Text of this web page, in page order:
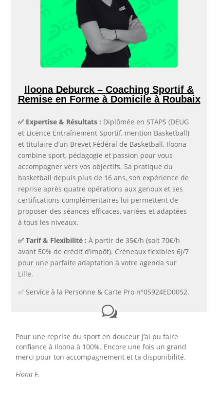
Iloona Deburck – Coaching Sportif &
Remise en Forme à Domicile à Roubaix
✅​ Expertise & Résultats : Diplômée en STAPS (DEUG
et Licence Entraînement Sportif, mention Basketball)
et titulaire d’un Brevet Fédéral de Basketball, Iloona
combine sport, pédagogie et passion pour vous
accompagner vers vos objectifs. Sa pratique du
basketball depuis plus de 16 ans, son expérience de
reprise après quatre opérations aux genoux et ses
certifications complémentaires lui permettent de
proposer des séances efficaces, variées et adaptées
à tous les niveaux.
✅​ Tarif & Flexibilité : À partir de 35€/h (soit 70€/h
avant 50% de crédit d’impôt). Créneaux flexibles 6j/7
pour une parfaite adaptation à votre agenda sur
Lille.
✅​ Service à la Personne & Carte Pro n°05924ED0052.
Pour une reprise du sport en douceur j’ai pu faire
confiance à Iloona à 100%. Encore une fois un grand
merci pour ton accompagnement et ta disponibilité.
Fiona F.